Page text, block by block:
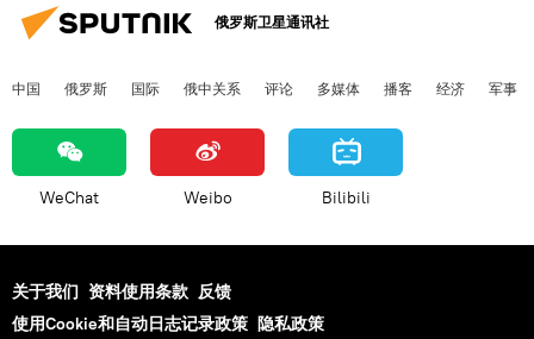
俄罗斯卫星通讯社
中国 俄罗斯 国际 俄中关系 评论 多媒体 播客 经济 军事
WeChat Weibo Bilibili
关于我们 资料使用条款 反馈
使用Cookie和自动日志记录政策 隐私政策